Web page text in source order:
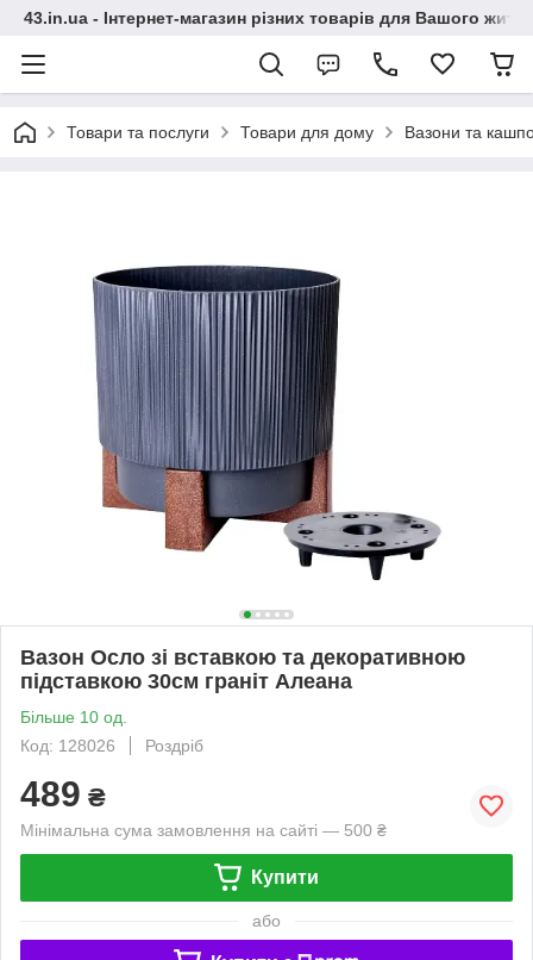
43.in.ua - Інтернет-магазин різних товарів для Вашого
Товари та послуги Товари для дому Вазони та
Вазон Осло зі вставкою та декоративною
підставкою 30см граніт Алеана
Більше 10 од.
Код: 128026
Роздріб
489 ₴
Мінімальна сума замовлення на сайті — 500 ₴
Купити
або